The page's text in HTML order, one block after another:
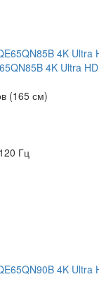
4K Ultra HD
(165 см)
Гц